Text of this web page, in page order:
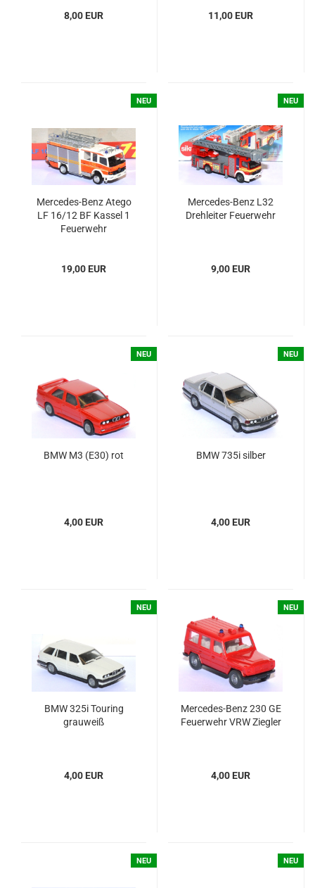
8,00 EUR
11,00 EUR
NEU
Mercedes-​​Benz Atego
LF 16/12 BF Kas­sel 1
Feu­er­wehr
19,00 EUR
NEU
Mercedes-​​Benz L32
Dreh­lei­ter Feu­er­wehr
9,00 EUR
NEU
BMW M3 (E30) rot
4,00 EUR
NEU
BMW 735i sil­ber
4,00 EUR
NEU
BMW 325i Tou­ring
grau­weiß
4,00 EUR
NEU
Mercedes-​​​​​​​Benz 230 GE
Feu­er­wehr VRW Zieg­ler
4,00 EUR
NEU NEU